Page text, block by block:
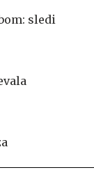
sledi